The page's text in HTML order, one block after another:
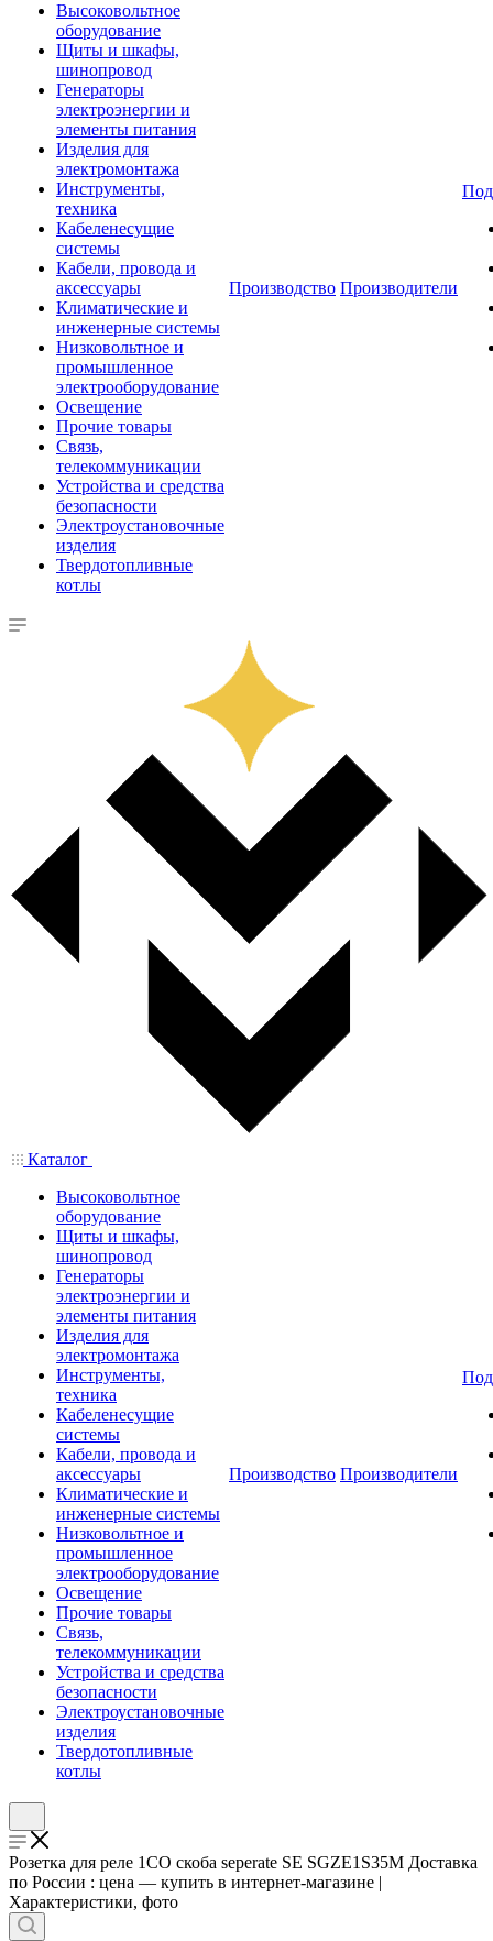
Высоковольтное
оборудование
Щиты и шкафы,
шинопровод
Генераторы
электроэнергии и
элементы питания
Изделия для
электромонтажа
Инструменты,
техника
Кабеленесущие
системы
Кабели, провода и
аксессуары
Климатические и
инженерные системы
Низковольтное и
промышленное
электрооборудование
Освещение
Прочие товары
Связь,
телекоммуникации
Устройства и средства
безопасности
Электроустановочные
изделия
Твердотопливные
котлы
Производство Производители
Каталог
Высоковольтное
оборудование
Щиты и шкафы,
шинопровод
Генераторы
электроэнергии и
элементы питания
Изделия для
электромонтажа
Инструменты,
техника
Кабеленесущие
системы
Кабели, провода и
аксессуары
Климатические и
инженерные системы
Низковольтное и
промышленное
электрооборудование
Освещение
Прочие товары
Связь,
телекоммуникации
Устройства и средства
безопасности
Электроустановочные
изделия
Твердотопливные
котлы
Производство Производители
Розетка для реле 1СО скоба seperate SE SGZE1S35M Доставка
по России : цена — купить в интернет-магазине |
Характеристики, фото